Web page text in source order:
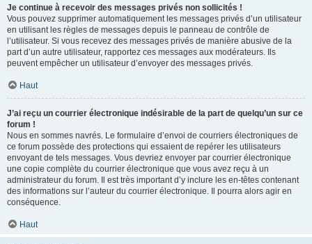
Je continue à recevoir des messages privés non sollicités !
Vous pouvez supprimer automatiquement les messages privés d’un utilisateur
en utilisant les règles de messages depuis le panneau de contrôle de
l’utilisateur. Si vous recevez des messages privés de manière abusive de la
part d’un autre utilisateur, rapportez ces messages aux modérateurs. Ils
peuvent empêcher un utilisateur d’envoyer des messages privés.
Haut
J’ai reçu un courrier électronique indésirable de la part de quelqu’un sur ce
forum !
Nous en sommes navrés. Le formulaire d’envoi de courriers électroniques de
ce forum possède des protections qui essaient de repérer les utilisateurs
envoyant de tels messages. Vous devriez envoyer par courrier électronique
une copie complète du courrier électronique que vous avez reçu à un
administrateur du forum. Il est très important d’y inclure les en-têtes contenant
des informations sur l’auteur du courrier électronique. Il pourra alors agir en
conséquence.
Haut